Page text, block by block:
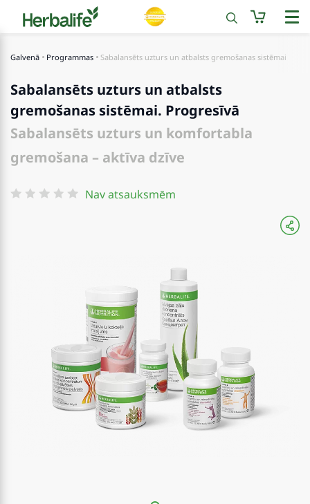
Galvenā Programmas Sabalansēts uzturs un atbalsts gremošanas sistēmai
Sabalansēts uzturs un atbalsts
gremošanas sistēmai. Progresīvā
Sabalansēts uzturs un komfortabla
gremošana – aktīva dzīve
Nav atsauksmēm